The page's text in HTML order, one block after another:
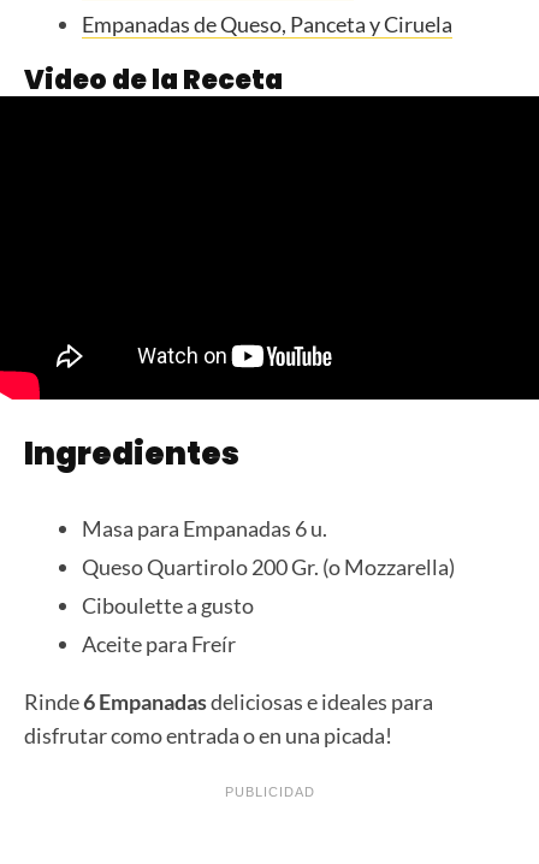
Empanadas de Queso, Panceta y Ciruela
Video de la Receta
Ingredientes
Masa para Empanadas 6 u.
Queso Quartirolo 200 Gr. (o Mozzarella)
Ciboulette a gusto
Aceite para Freír
Rinde6 Empanadasdeliciosas e ideales para
disfrutar como entrada o en una picada!
PUBLICIDAD